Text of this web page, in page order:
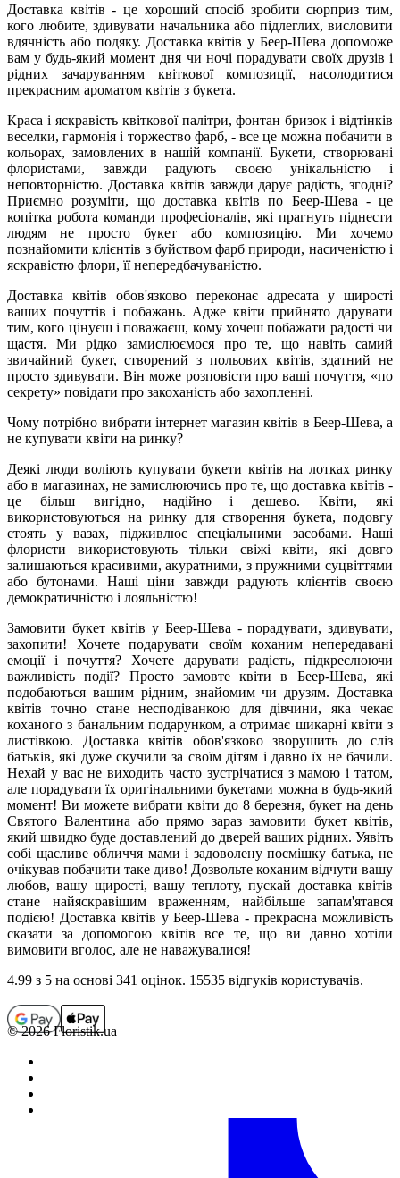
Доставка квітів - це хороший спосіб зробити сюрприз тим,
кого любите, здивувати начальника або підлеглих, висловити
вдячність або подяку. Доставка квітів у Беер-Шева допоможе
вам у будь-який момент дня чи ночі порадувати своїх друзів і
рідних зачаруванням квіткової композиції, насолодитися
прекрасним ароматом квітів з букета.
Краса і яскравість квіткової палітри, фонтан бризок і відтінків
веселки, гармонія і торжество фарб, - все це можна побачити в
кольорах, замовлених в нашій компанії. Букети, створювані
флористами, завжди радують своєю унікальністю і
неповторністю. Доставка квітів завжди дарує радість, згодні?
Приємно розуміти, що доставка квітів по Беер-Шева - це
копітка робота команди професіоналів, які прагнуть піднести
людям не просто букет або композицію. Ми хочемо
познайомити клієнтів з буйством фарб природи, насиченістю і
яскравістю флори, її непередбачуваністю.
Доставка квітів обов'язково переконає адресата у щирості
ваших почуттів і побажань. Адже квіти прийнято дарувати
тим, кого цінуєш і поважаєш, кому хочеш побажати радості чи
щастя. Ми рідко замислюємося про те, що навіть самий
звичайний букет, створений з польових квітів, здатний не
просто здивувати. Він може розповісти про ваші почуття, «по
секрету» повідати про закоханість або захопленні.
Чому потрібно вибрати інтернет магазин квітів в Беер-Шева, а
не купувати квіти на ринку?
Деякі люди воліють купувати букети квітів на лотках ринку
або в магазинах, не замислюючись про те, що доставка квітів -
це більш вигідно, надійно і дешево. Квіти, які
використовуються на ринку для створення букета, подовгу
стоять у вазах, підживлює спеціальними засобами. Наші
флористи використовують тільки свіжі квіти, які довго
залишаються красивими, акуратними, з пружними суцвіттями
або бутонами. Наші ціни завжди радують клієнтів своєю
демократичністю і лояльністю!
Замовити букет квітів у Беер-Шева - порадувати, здивувати,
захопити! Хочете подарувати своїм коханим непередавані
емоції і почуття? Хочете дарувати радість, підкреслюючи
важливість події? Просто замовте квіти в Беер-Шева, які
подобаються вашим рідним, знайомим чи друзям. Доставка
квітів точно стане несподіванкою для дівчини, яка чекає
коханого з банальним подарунком, а отримає шикарні квіти з
листівкою. Доставка квітів обов'язково зворушить до сліз
батьків, які дуже скучили за своїм дітям і давно їх не бачили.
Нехай у вас не виходить часто зустрічатися з мамою і татом,
але порадувати їх оригінальними букетами можна в будь-який
момент! Ви можете вибрати квіти до 8 березня, букет на день
Святого Валентина або прямо зараз замовити букет квітів,
який швидко буде доставлений до дверей ваших рідних. Уявіть
собі щасливе обличчя мами і задоволену посмішку батька, не
очікував побачити таке диво! Дозвольте коханим відчути вашу
любов, вашу щирості, вашу теплоту, пускай доставка квітів
стане найяскравішим враженням, найбільше запам'ятався
подією! Доставка квітів у Беер-Шева - прекрасна можливість
сказати за допомогою квітів все те, що ви давно хотіли
вимовити вголос, але не наважувалися!
4.99 з 5 на основi 341 оцiнок. 15535 відгуків користувачiв.
© 2026 Floristik.ua